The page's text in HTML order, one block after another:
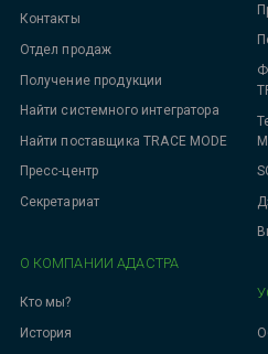
Контакты
Отдел продаж
Получение продукции
Найти системного интегратора
Найти поставщика TRACE MODE
Пресс-центр
Секретариат
О КОМПАНИИ АДАСТРА
Кто мы?
История